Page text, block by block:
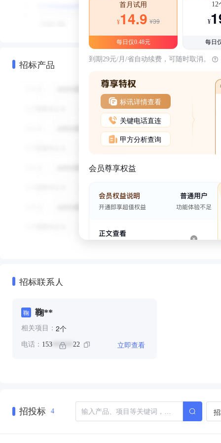
招标产品
首月试用
¥14.9 ¥39
每日仅0.48元
12
¥
每日
到期29元/月/省自动续费，可随时取消。
标讯详情查看
关键电话直连
甲方分析查询
会员尊享权益
招标联系人
鞠 鞠**
相关项目： 2个
电话： 153 ****** 22 立即查看
招投标 4